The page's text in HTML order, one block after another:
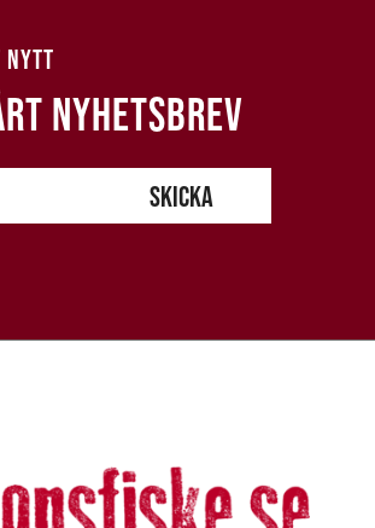
NYTT
NYHETSBREV
SKICKA